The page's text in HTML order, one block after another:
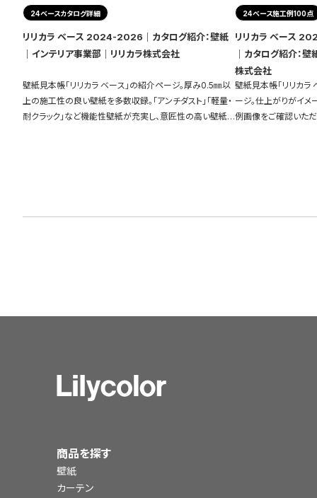
24ベースカタログ詳細
リリカラ ベース 2024-2026｜カタログ紹介：壁紙
｜インテリア事業部｜リリカラ株式会社
壁紙見本帳「リリカラ ベース」の紹介ページ。厚み0.5㎜以
上の施工性の良い壁紙を多数収録。「アンチダスト」「軽量・
耐クラック」など機能性壁紙が充実し、意匠性の高い壁紙も
24ベース施工例100点
リリカラ ベース
｜カタログ紹介：
株式会社
壁紙見本帳「リリカ
ージ。仕上がりがイ
例画像をご確認いただ
商品を探す
壁紙
カーテン